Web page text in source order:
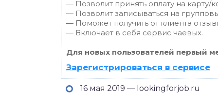
— Позволит принять оплату на карту/
— Позволит записываться на
— Поможет получить от клиента
— Включает в себя сервис чаевых.
Для новых пользователей первый
Зарегистрироваться в сервисе
16 мая 2019 — lookingforjob.ru